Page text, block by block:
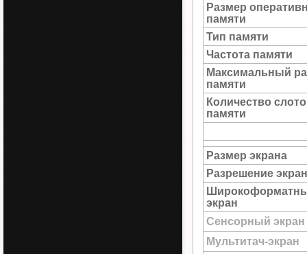
Размер
памяти
Тип памяти
Частота памяти
Максимальный
памяти
Количество
памяти
Размер экрана
Разрешение
экран
Сенсорный экран
Мультитач-экран